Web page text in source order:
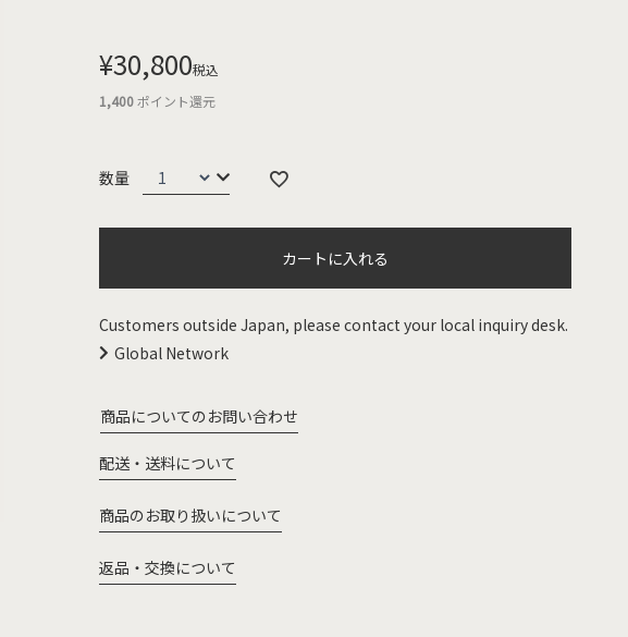
¥30,800税込
1,400ポイント還元
カートに入れる
Customers outside Japan, please contact your local inquiry desk.
Global Network
商品についてのお問い合わせ
配送・送料について
商品のお取り扱いについて
返品・交換について